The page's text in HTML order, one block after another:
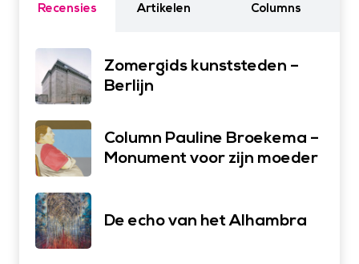
Recensies Artikelen Columns
Zomergids kunststeden –
Berlijn
Column Pauline Broekema –
Monument voor zijn moeder
De echo van het Alhambra